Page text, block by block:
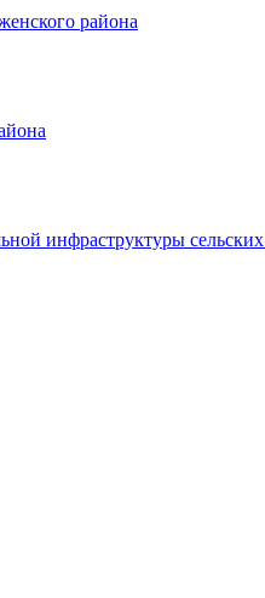
района
инфраструктуры